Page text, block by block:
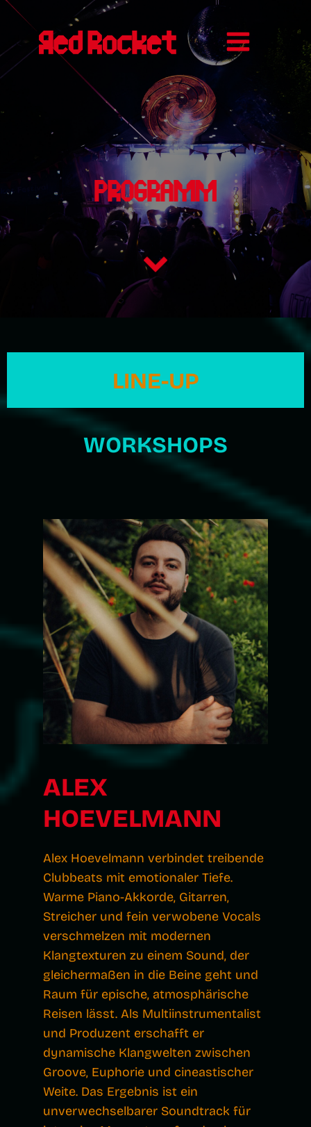
PROGRAMM
LINE-UP
WORKSHOPS
ALEX
HOEVELMANN
Alex Hoevelmann verbindet treibende
Clubbeats mit emotionaler Tiefe.
Warme Piano-Akkorde, Gitarren,
Streicher und fein verwobene Vocals
verschmelzen mit modernen
Klangtexturen zu einem Sound, der
gleichermaßen in die Beine geht und
Raum für epische, atmosphärische
Reisen lässt. Als Multiinstrumentalist
und Produzent erschafft er
dynamische Klangwelten zwischen
Groove, Euphorie und cineastischer
Weite. Das Ergebnis ist ein
unverwechselbarer Soundtrack für